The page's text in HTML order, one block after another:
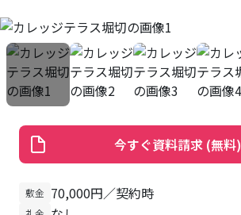
敷金 70,000円／契約時
今すぐ資料請求 (無料)